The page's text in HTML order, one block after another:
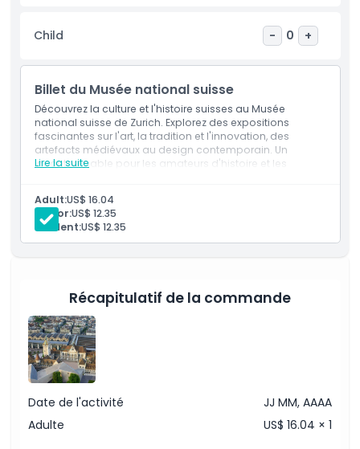
Inclus
Exclus
Non adapté pour
Heures d'ouverture
Emplacement
Comment s'y rendre
Politique d'annulation
Child - 0 +
Billet du Musée national suisse
Découvrez la culture et l'histoire suisses au Musée
national suisse de Zurich. Explorez des expositions
fascinantes sur l'art, la tradition et l'innovation, des
artefacts médiévaux au design contemporain. Un
incontournable pour les amateurs d'histoire et les
Lire la suite
Adult:US$ 16.04
Senior:US$ 12.35
Student:US$ 12.35
Récapitulatif de la commande
Date de l'activité
JJ MM, AAAA
Adulte
US$ 16.04 × 1